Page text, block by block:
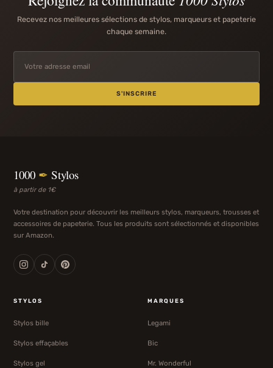
Recevez nos meilleures sélections de stylos, marqueurs et papeterie
chaque semaine.
S'INSCRIRE
1000 ✒ Stylos
à partir de 1€
Votre destination pour découvrir les meilleurs stylos, marqueurs, trousses et
accessoires de papeterie. Tous les produits sont sélectionnés et disponibles
sur Amazon.
STYLOS
Stylos bille
Stylos effaçables
Stylos gel
MARQUES
Legami
Bic
Mr. Wonderful